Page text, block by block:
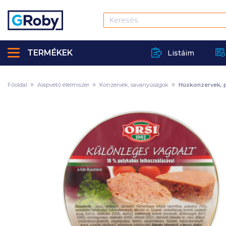
Listáim
TERMÉKEK
Főoldal Alapvető élelmiszer Konzervek, savanyúságok Húskonzervek,